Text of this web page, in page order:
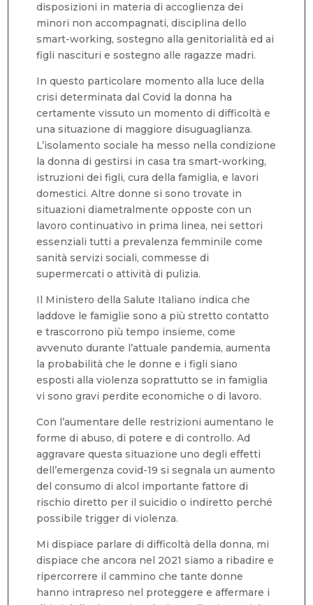
disposizioni in materia di accoglienza dei
minori non accompagnati, disciplina dello
smart-working, sostegno alla genitorialità ed ai
figli nascituri e sostegno alle ragazze madri.
In questo particolare momento alla luce della
crisi determinata dal Covid la donna ha
certamente vissuto un momento di difficoltà e
una situazione di maggiore disuguaglianza.
L’isolamento sociale ha messo nella condizione
la donna di gestirsi in casa tra smart-working,
istruzioni dei figli, cura della famiglia, e lavori
domestici. Altre donne si sono trovate in
situazioni diametralmente opposte con un
lavoro continuativo in prima linea, nei settori
essenziali tutti a prevalenza femminile come
sanità servizi sociali, commesse di
supermercati o attività di pulizia.
Il Ministero della Salute Italiano indica che
laddove le famiglie sono a più stretto contatto
e trascorrono più tempo insieme, come
avvenuto durante l’attuale pandemia, aumenta
la probabilità che le donne e i figli siano
esposti alla violenza soprattutto se in famiglia
vi sono gravi perdite economiche o di lavoro.
Con l’aumentare delle restrizioni aumentano le
forme di abuso, di potere e di controllo. Ad
aggravare questa situazione uno degli effetti
dell’emergenza covid-19 si segnala un aumento
del consumo di alcol importante fattore di
rischio diretto per il suicidio o indiretto perché
possibile trigger di violenza.
Mi dispiace parlare di difficoltà della donna, mi
dispiace che ancora nel 2021 siamo a ribadire e
ripercorrere il cammino che tante donne
hanno intrapreso nel proteggere e affermare i